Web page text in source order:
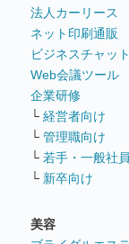
法人カーリース
ネット印刷通販
ビジネスチャッ
Web会議ツール
企業研修
└ 経営者向け
└ 管理職向け
└ 若手・一般社
└ 新卒向け
美容